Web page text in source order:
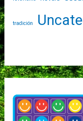
tradición